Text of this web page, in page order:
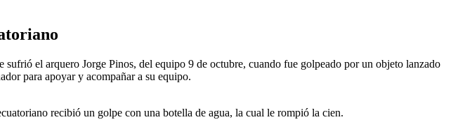
el arquero Jorge Pinos, del equipo 9 de octubre, cuando fue golpeado por un objeto lanzado
para apoyar y acompañar a su equipo.
recibió un golpe con una botella de agua, la cual le rompió la cien.